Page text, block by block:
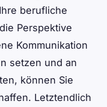
berufliche
Perspektive
Kommunikation
setzen und an
können Sie
Letztendlich